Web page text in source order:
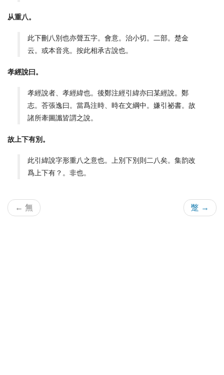
从重八。
此下刪八別也亦聲五字。會意。治小切。二部。楚金
云。或本音兆。按此相承古說也。
孝經說曰。
孝經說者、孝經緯也。後鄭注經引緯亦曰某經說。鄭
志。荅張逸曰。當爲注時、時在文綱中。嫌引祕書。故
諸所牽圖讖皆謂之說。
故上下有別。
此引緯說字形重八之意也。上別下別則二八矣。集韵改
爲上下有？。非也。
← 無 蹩 →